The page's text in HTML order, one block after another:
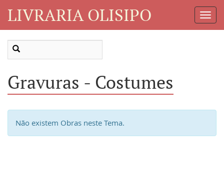
LIVRARIA OLISIPO
Gravuras - Costumes
Não existem Obras neste Tema.